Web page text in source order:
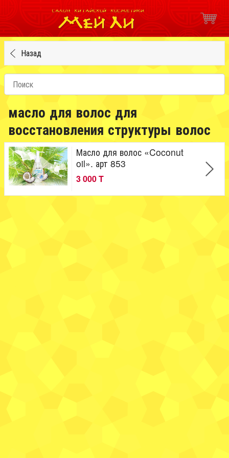
Назад
масло для волос для
восстановления структуры волос
Масло для волос «Coconut
oil». арт 853
3 000 T